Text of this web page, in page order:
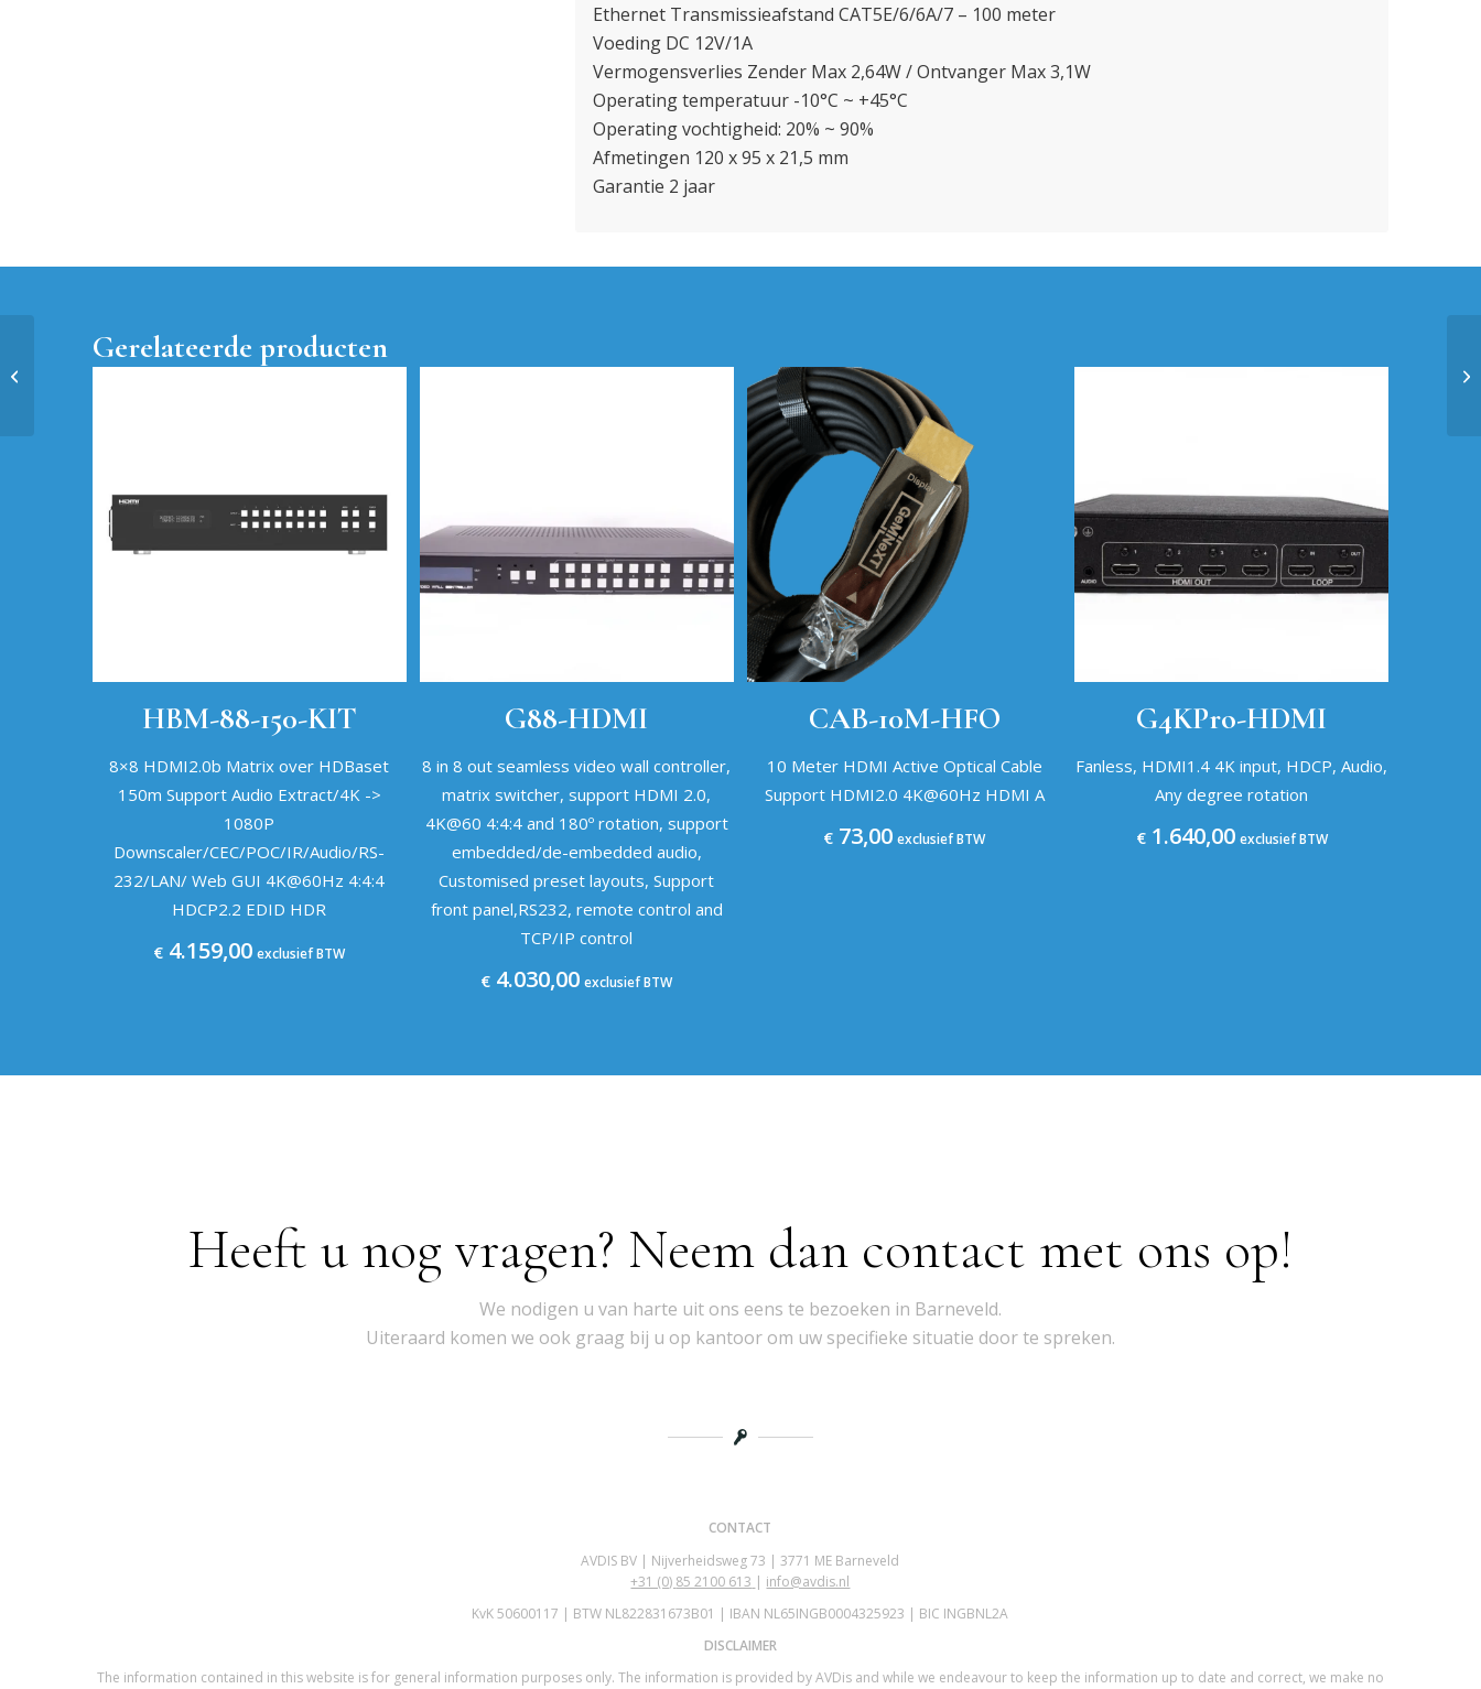
Ethernet Transmissieafstand CAT5E/6/6A/7 – 100 meter
Voeding DC 12V/1A
Vermogensverlies Zender Max 2,64W / Ontvanger Max 3,1W
Operating temperatuur -10°C ~ +45°C
Operating vochtigheid: 20% ~ 90%
Afmetingen 120 x 95 x 21,5 mm
Garantie 2 jaar
Gerelateerde producten
HBM-88-150-KIT
8×8 HDMI2.0b Matrix over HDBaset
150m Support Audio Extract/4K ->
1080P
Downscaler/CEC/POC/IR/Audio/RS-
232/LAN/ Web GUI 4K@60Hz 4:4:4
HDCP2.2 EDID HDR
€ 4.159,00 exclusief BTW
G88-HDMI
8 in 8 out seamless video wall controller,
matrix switcher, support HDMI 2.0,
4K@60 4:4:4 and 180º rotation, support
embedded/de-embedded audio,
Customised preset layouts, Support
front panel,RS232, remote control and
TCP/IP control
€ 4.030,00 exclusief BTW
CAB-10M-HFO
10 Meter HDMI Active Optical Cable
Support HDMI2.0 4K@60Hz HDMI A
€ 73,00 exclusief BTW
G4KPro-HDMI
Fanless, HDMI1.4 4K input, HDCP, Audio,
Any degree rotation
€1.640,00 exclusief BTW
Heeft u nog vragen? Neem dan contact met ons op!
We nodigen u van harte uit ons eens te bezoeken in Barneveld.
Uiteraard komen we ook graag bij u op kantoor om uw specifieke situatie door te spreken.
CONTACT
AVDIS BV | Nijverheidsweg 73 | 3771 ME Barneveld
+31 (0) 85 2100 613 | info@avdis.nl
KvK 50600117 | BTW NL822831673B01 | IBAN NL65INGB0004325923 | BIC INGBNL2A
DISCLAIMER
The information contained in this website is for general information purposes only. The information is provided by AVDis and while we endeavour to keep the information up to date and correct, we make no